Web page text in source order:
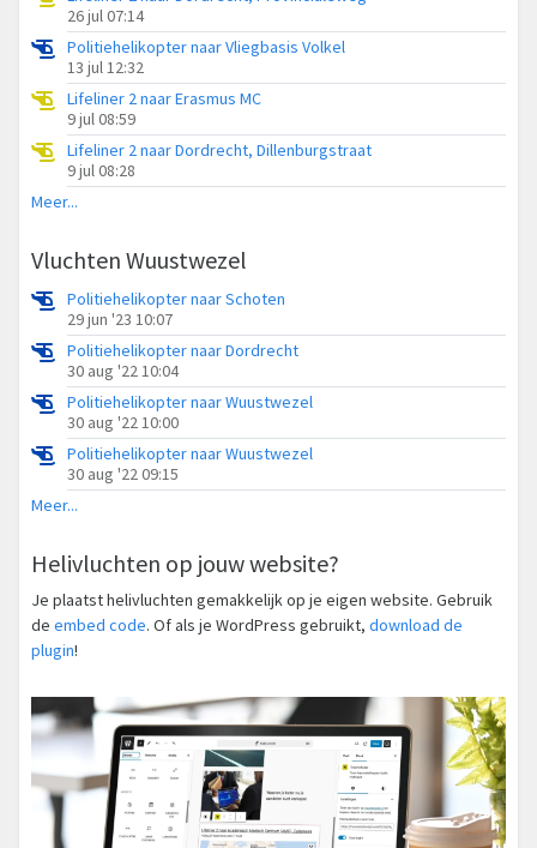
26 jul 07:14
Politiehelikopter naar Vliegbasis Volkel
13 jul 12:32
Lifeliner 2 naar Erasmus MC
9 jul 08:59
Lifeliner 2 naar Dordrecht, Dillenburgstraat
9 jul 08:28
Meer...
Vluchten Wuustwezel
Politiehelikopter naar Schoten
29 jun '23 10:07
Politiehelikopter naar Dordrecht
30 aug '22 10:04
Politiehelikopter naar Wuustwezel
30 aug '22 10:00
Politiehelikopter naar Wuustwezel
30 aug '22 09:15
Meer...
Helivluchten op jouw website?
Je plaatst helivluchten gemakkelijk op je eigen website. Gebruik
de embed code. Of als je WordPress gebruikt, download de
plugin!